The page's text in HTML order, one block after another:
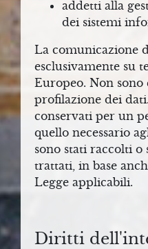
addetti alla
dei sistemi
La comunicazione
esclusivamente su
Europeo. Non
profilazione dei
conservati per un
quello necessario
sono stati raccolti o
trattati, in base
Legge applicabili.
Diritti